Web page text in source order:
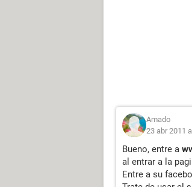
Amado
23 abr 2011
Bueno, entre a
al entrar a la
Entre a su